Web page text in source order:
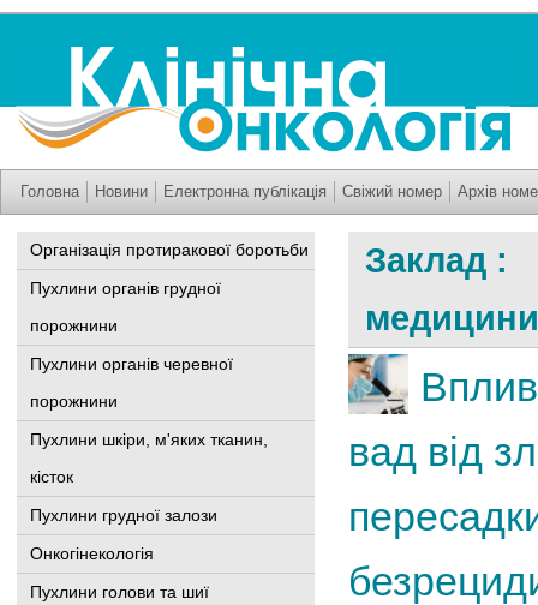
Головна Новини Електронна публікація Свіжий номер Архів
Організація протиракової боротьби
Пухлини органів грудної
порожнини
Пухлини органів черевної
порожнини
Пухлини шкіри, м'яких тканин,
кісток
Пухлини грудної залози
Онкогінекологія
Пухлини голови та шиї
Заклад :
вад від